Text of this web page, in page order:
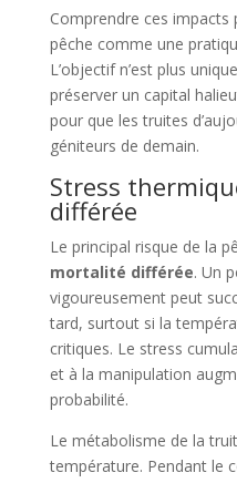
Comprendre ces
pêche comme une
L’objectif n’est plus
préserver un capital
pour que les truites
géniteurs de demain.
Stress
différée
Le principal risque de la
mortalité différée. Un
vigoureusement peut
tard, surtout si la
critiques. Le stress
et à la manipulation
probabilité.
Le métabolisme de la
température. Pendant le